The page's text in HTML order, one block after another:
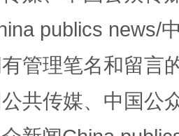
茂县开幕 规模
publics news/
管理笔名和留言
共传媒、中国公